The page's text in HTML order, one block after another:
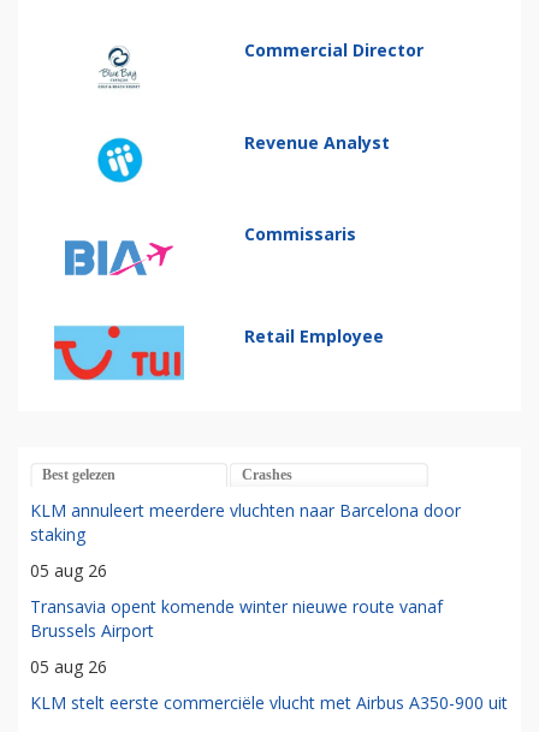
Commercial Director
Revenue Analyst
Commissaris
Retail Employee
Best gelezen Crashes
KLM annuleert meerdere vluchten naar Barcelona door
staking
05 aug 26
Transavia opent komende winter nieuwe route vanaf
Brussels Airport
05 aug 26
KLM stelt eerste commerciële vlucht met Airbus A350-900 uit